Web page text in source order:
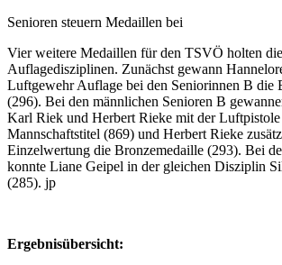
Senioren steuern Medaillen bei
Vier weitere Medaillen für den TSVÖ holten
Auflagedisziplinen. Zunächst gewann
Luftgewehr Auflage bei den Seniorinnen B die
(296). Bei den männlichen Senioren B
Karl Riek und Herbert Rieke mit der Luftpistole
Mannschaftstitel (869) und Herbert Rieke
Einzelwertung die Bronzemedaille (293). Bei
konnte Liane Geipel in der gleichen Disziplin
(285). jp
Ergebnisübersicht: